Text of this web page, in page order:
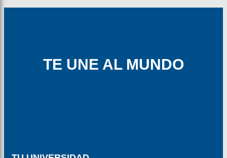
TE UNE AL MUNDO